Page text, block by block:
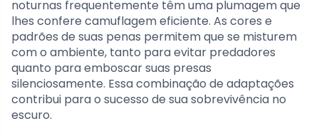
noturnas frequentemente têm uma plumagem que
lhes confere camuflagem eficiente. As cores e
padrões de suas penas permitem que se misturem
com o ambiente, tanto para evitar predadores
quanto para emboscar suas presas
silenciosamente. Essa combinação de adaptações
contribui para o sucesso de sua sobrevivência no
escuro.